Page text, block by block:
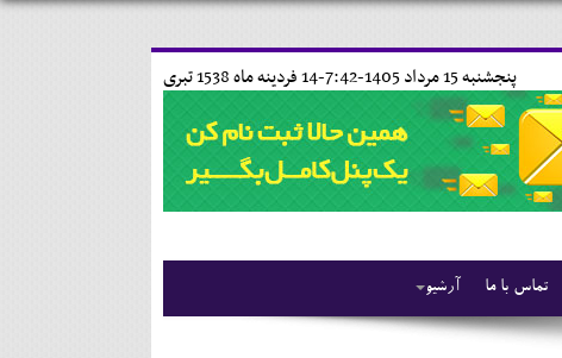
14 فردينه ماه 1538 تبری پنجشنبه 15 مرداد 1405-7:42-
آرشیو تماس با ما